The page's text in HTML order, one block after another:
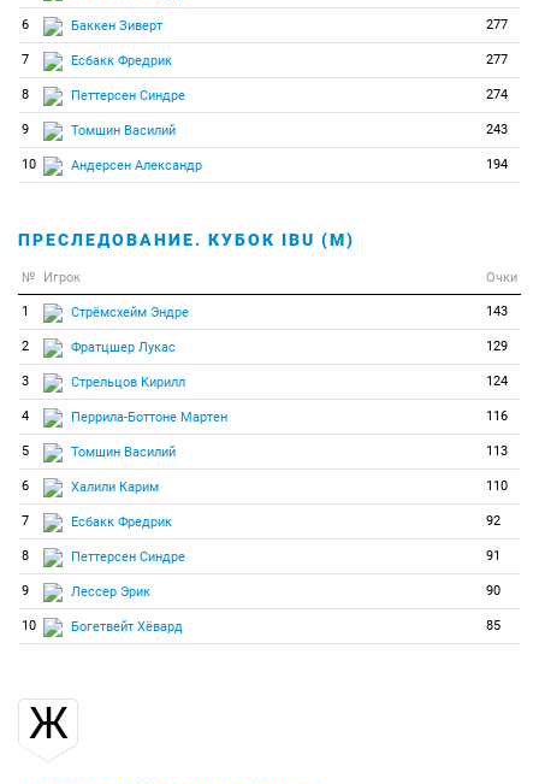
6 Баккен Зиверт 277
7 Есбакк Фредрик 277
8 Петтерсен Синдре 274
9 Томшин Василий 243
10 Андерсен Александр 194
ПРЕСЛЕДОВАНИЕ. КУБОК IBU (М)
№ Игрок Очки
1 Стрёмсхейм Эндре 143
2 Фратцшер Лукас 129
3 Стрельцов Кирилл 124
4 Перрила-Боттоне Мартен 116
5 Томшин Василий 113
6 Халили Карим 110
7 Есбакк Фредрик 92
8 Петтерсен Синдре 91
9 Лессер Эрик 90
10 Богетвейт Хёвард 85
Ж